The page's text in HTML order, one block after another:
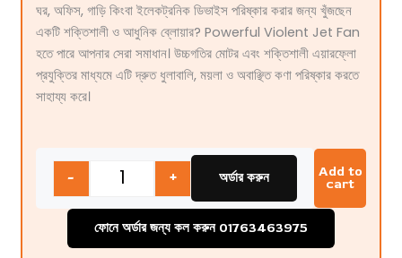
ঘর, অফিস, গাড়ি কিংবা ইলেকট্রনিক ডিভাইস পরিষ্কার করার জন্য খুঁজছেন
একটি শক্তিশালী ও আধুনিক ব্লোয়ার? Powerful Violent Jet Fan
হতে পারে আপনার সেরা সমাধান। উচ্চগতির মোটর এবং শক্তিশালী এয়ারফ্লো
প্রযুক্তির মাধ্যমে এটি দ্রুত ধুলাবালি, ময়লা ও অবাঞ্ছিত কণা পরিষ্কার করতে
সাহায্য করে।
Quantity
- + অর্ডার করুন Add to
cart
ফোনে অর্ডার জন্য কল করুন 01763463975